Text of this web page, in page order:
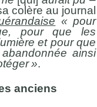
colère au journal
« pour
pour que les
et pour que
ainsi
».
anciens